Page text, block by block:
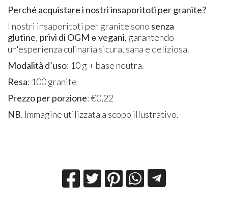
Perché acquistare i nostri insaporitoti per granite?
​I nostri insaporitoti per granite sono senza
glutine, privi di OGM e vegani, garantendo
un'esperienza culinaria sicura, sana e deliziosa.
Modalità d’uso: 10 g + base neutra.
Resa: 100 granite
Prezzo per porzione: €0,22
NB. Immagine utilizzata a scopo illustrativo.